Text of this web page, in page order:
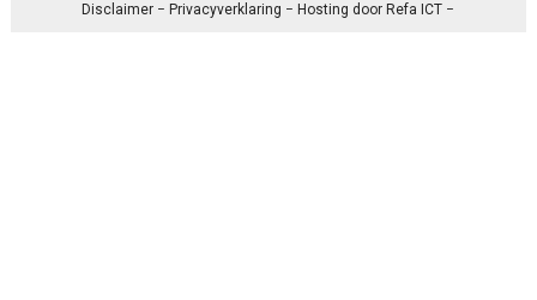
Disclaimer − Privacyverklaring − Hosting door Refa ICT −